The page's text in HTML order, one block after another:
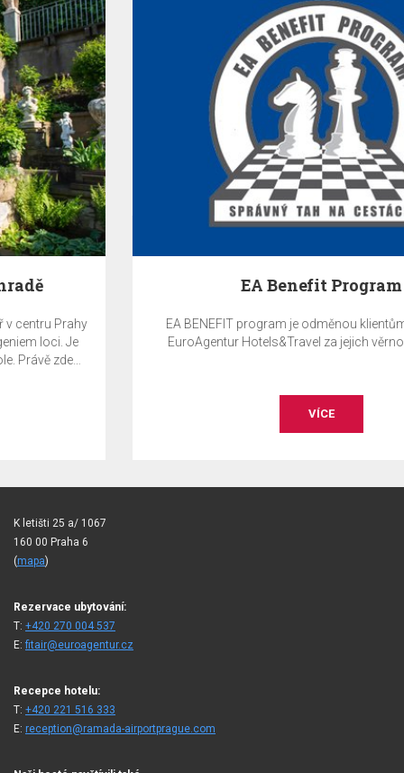
EA Benefit Program
EA BENEFIT program je odměnou klientům společnosti
EuroAgentur Hotels&Travel za jejich věrnost EA Hotels.
K letišti 25 a/ 1067
160 00 Praha 6
(mapa)
Rezervace ubytování:
T: +420 270 004 537
E:fitair@euroagentur.cz
Recepce hotelu:
T: +420 221 516 333
E: reception@ramada-airportprague.com